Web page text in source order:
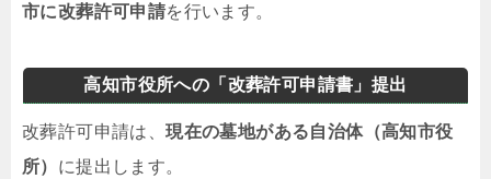
市に改葬許可申請を行います。
高知市役所への「改葬許可申請書」提出
改葬許可申請は、現在の墓地がある自治体（高知市役
所） に提出します。